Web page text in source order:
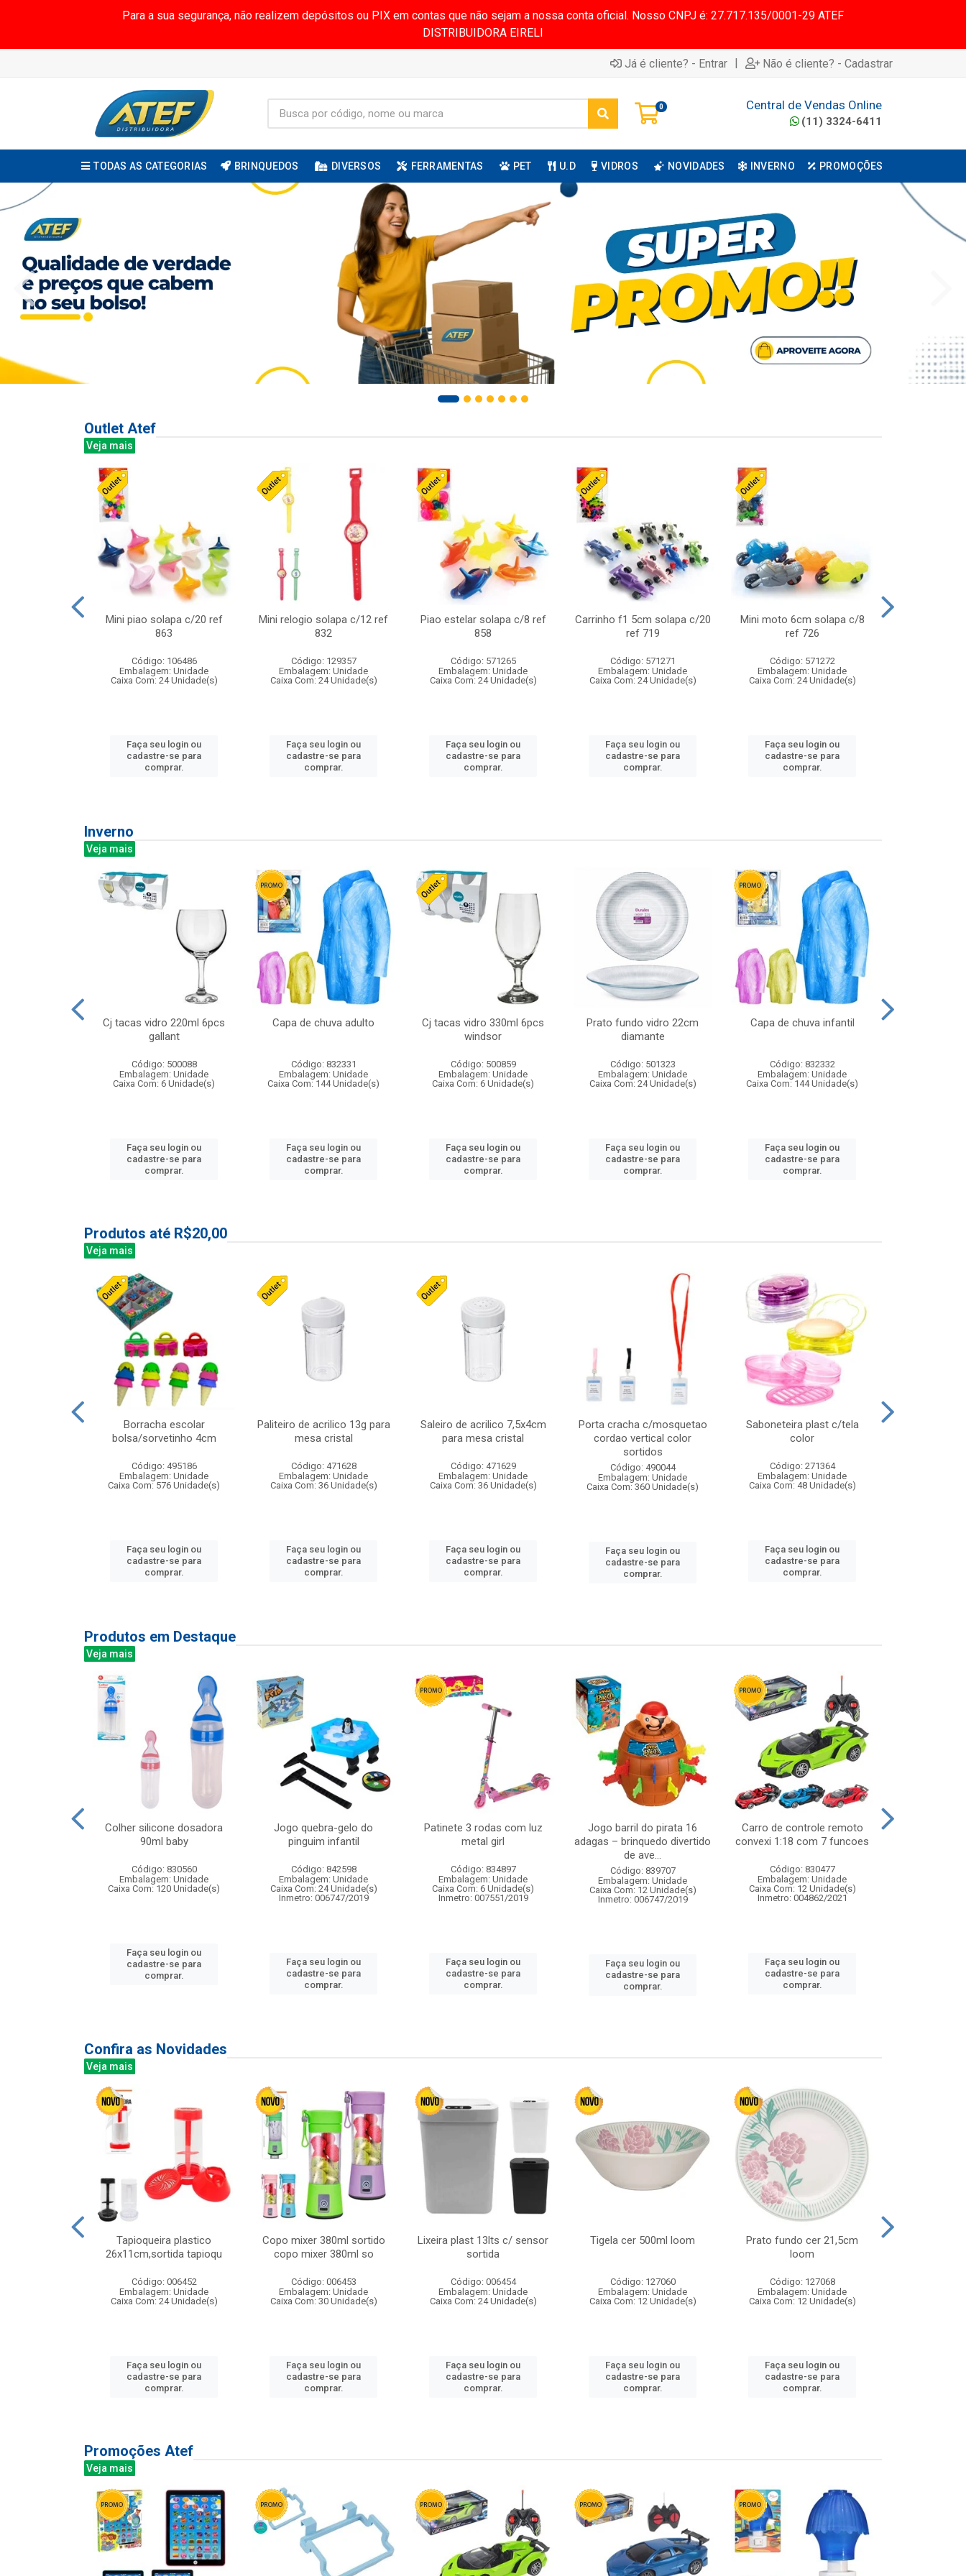
Para a sua segurança, não realizem depósitos ou PIX em contas que não sejam a nossa conta oficial. Nosso CNPJ é: 27.717.135/0001-29 ATEF
DISTRIBUIDORA EIRELI
Já é cliente? - Entrar | Não é cliente? - Cadastrar
0 Central de Vendas Online
(11) 3324-6411
TODAS AS CATEGORIAS BRINQUEDOS DIVERSOS FERRAMENTAS PET U.D VIDROS NOVIDADES INVERNO PROMOÇÕES
Outlet Atef
Veja mais
Mini piao solapa c/20 ref
863
Código: 106486
Embalagem: Unidade
Caixa Com: 24 Unidade(s)
Faça seu login ou
cadastre-se para
comprar.
Mini relogio solapa c/12 ref
832
Código: 129357
Embalagem: Unidade
Caixa Com: 24 Unidade(s)
Faça seu login ou
cadastre-se para
comprar.
Piao estelar solapa c/8 ref
858
Código: 571265
Embalagem: Unidade
Caixa Com: 24 Unidade(s)
Faça seu login ou
cadastre-se para
comprar.
Carrinho f1 5cm solapa c/20
ref 719
Código: 571271
Embalagem: Unidade
Caixa Com: 24 Unidade(s)
Faça seu login ou
cadastre-se para
comprar.
Mini moto 6cm solapa c/8
ref 726
Código: 571272
Embalagem: Unidade
Caixa Com: 24 Unidade(s)
Faça seu login ou
cadastre-se para
comprar.
Inverno
Veja mais
Cj tacas vidro 220ml 6pcs
gallant
Código: 500088
Embalagem: Unidade
Caixa Com: 6 Unidade(s)
Faça seu login ou
cadastre-se para
comprar.
Capa de chuva adulto
Código: 832331
Embalagem: Unidade
Caixa Com: 144 Unidade(s)
Faça seu login ou
cadastre-se para
comprar.
Cj tacas vidro 330ml 6pcs
windsor
Código: 500859
Embalagem: Unidade
Caixa Com: 6 Unidade(s)
Faça seu login ou
cadastre-se para
comprar.
Prato fundo vidro 22cm
diamante
Código: 501323
Embalagem: Unidade
Caixa Com: 24 Unidade(s)
Faça seu login ou
cadastre-se para
comprar.
Capa de chuva infantil
Código: 832332
Embalagem: Unidade
Caixa Com: 144 Unidade(s)
Faça seu login ou
cadastre-se para
comprar.
Produtos até R$20,00
Veja mais
Borracha escolar
bolsa/sorvetinho 4cm
Código: 495186
Embalagem: Unidade
Caixa Com: 576 Unidade(s)
Faça seu login ou
cadastre-se para
comprar.
Paliteiro de acrilico 13g para
mesa cristal
Código: 471628
Embalagem: Unidade
Caixa Com: 36 Unidade(s)
Faça seu login ou
cadastre-se para
comprar.
Saleiro de acrilico 7,5x4cm
para mesa cristal
Código: 471629
Embalagem: Unidade
Caixa Com: 36 Unidade(s)
Faça seu login ou
cadastre-se para
comprar.
Porta cracha c/mosquetao
cordao vertical color
sortidos
Código: 490044
Embalagem: Unidade
Caixa Com: 360 Unidade(s)
Faça seu login ou
cadastre-se para
comprar.
Saboneteira plast c/tela
color
Código: 271364
Embalagem: Unidade
Caixa Com: 48 Unidade(s)
Faça seu login ou
cadastre-se para
comprar.
Produtos em Destaque
Veja mais
Colher silicone dosadora
90ml baby
Código: 830560
Embalagem: Unidade
Caixa Com: 120 Unidade(s)
Faça seu login ou
cadastre-se para
comprar.
Jogo quebra-gelo do
pinguim infantil
Código: 842598
Embalagem: Unidade
Caixa Com: 24 Unidade(s)
Inmetro: 006747/2019
Faça seu login ou
cadastre-se para
comprar.
Patinete 3 rodas com luz
metal girl
Código: 834897
Embalagem: Unidade
Caixa Com: 6 Unidade(s)
Inmetro: 007551/2019
Faça seu login ou
cadastre-se para
comprar.
Jogo barril do pirata 16
adagas – brinquedo divertido
de ave...
Código: 839707
Embalagem: Unidade
Caixa Com: 12 Unidade(s)
Inmetro: 006747/2019
Faça seu login ou
cadastre-se para
comprar.
Carro de controle remoto
convexi 1:18 com 7 funcoes
Código: 830477
Embalagem: Unidade
Caixa Com: 12 Unidade(s)
Inmetro: 004862/2021
Faça seu login ou
cadastre-se para
comprar.
Confira as Novidades
Veja mais
Tapioqueira plastico
26x11cm,sortida tapioqu
Código: 006452
Embalagem: Unidade
Caixa Com: 24 Unidade(s)
Faça seu login ou
cadastre-se para
comprar.
Copo mixer 380ml sortido
copo mixer 380ml so
Código: 006453
Embalagem: Unidade
Caixa Com: 30 Unidade(s)
Faça seu login ou
cadastre-se para
comprar.
Lixeira plast 13lts c/ sensor
sortida
Código: 006454
Embalagem: Unidade
Caixa Com: 24 Unidade(s)
Faça seu login ou
cadastre-se para
comprar.
Tigela cer 500ml loom
Código: 127060
Embalagem: Unidade
Caixa Com: 12 Unidade(s)
Faça seu login ou
cadastre-se para
comprar.
Prato fundo cer 21,5cm
loom
Código: 127068
Embalagem: Unidade
Caixa Com: 12 Unidade(s)
Faça seu login ou
cadastre-se para
comprar.
Promoções Atef
Veja mais